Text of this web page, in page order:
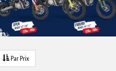
Par Prix